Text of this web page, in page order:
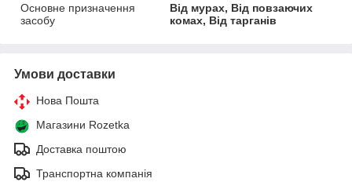
Основне призначення
засобу
Від мурах, Від повзаючих
комах, Від тарганів
Умови доставки
Нова Пошта
Магазини Rozetka
Доставка поштою
Транспортна компанія